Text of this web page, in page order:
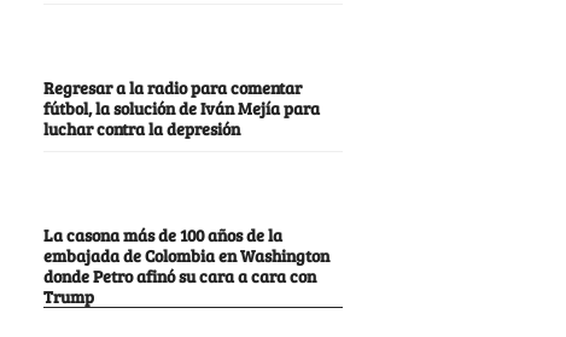
Regresar a la radio para comentar
fútbol, la solución de Iván Mejía para
luchar contra la depresión
La casona más de 100 años de la
embajada de Colombia en Washington
donde Petro afinó su cara a cara con
Trump